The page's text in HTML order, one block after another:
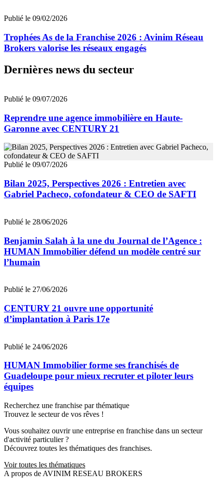
Publié le 09/02/2026
Trophées As de la Franchise 2026 : Avinim Réseau
Brokers valorise les réseaux engagés
Dernières news du secteur
Publié le 09/07/2026
Reprendre une agence immobilière en Haute-
Garonne avec CENTURY 21
Publié le 09/07/2026
Bilan 2025, Perspectives 2026 : Entretien avec
Gabriel Pacheco, cofondateur & CEO de SAFTI
Publié le 28/06/2026
Benjamin Salah à la une du Journal de l’Agence :
HUMAN Immobilier défend un modèle centré sur
l’humain
Publié le 27/06/2026
CENTURY 21 ouvre une opportunité
d’implantation à Paris 17e
Publié le 24/06/2026
HUMAN Immobilier forme ses franchisés de
Guadeloupe pour mieux recruter et piloter leurs
équipes
Recherchez une franchise par thématique
Trouvez le secteur de vos rêves !
Vous souhaitez ouvrir une entreprise en franchise dans un secteur
d'activité particulier ?
Découvrez toutes les thématiques des franchises.
Voir toutes les thématiques
A propos de AVINIM RESEAU BROKERS